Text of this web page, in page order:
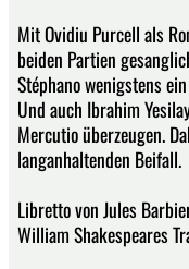
Mit Ovidiu Purcell als
beiden Partien
Stéphano wenigstens
Und auch Ibrahim
Mercutio überzeugen.
langanhaltenden Beifall.
Libretto von Jules
William Shakespeares